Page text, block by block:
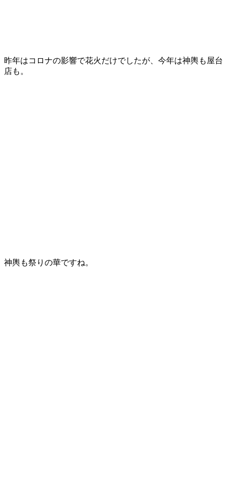
昨年はコロナの影響で花火だけでしたが、今年は神輿も屋台
店も。
神輿も祭りの華ですね。